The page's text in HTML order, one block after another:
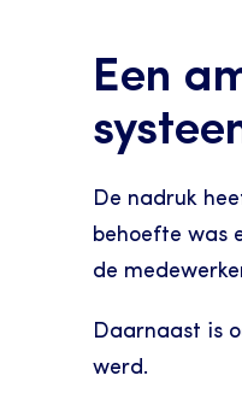
Een
De nadruk
behoefte was
de
Daarnaast is
werd.